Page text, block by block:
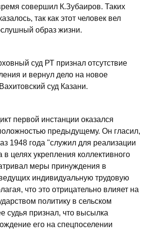
совершил К.Зубаиров. Таких
так как этот человек вел
образ жизни.
суд РТ признал отсутствие
и вернул дело на новое
суд Казани.
первой инстанции оказался
предыдущему. Он гласил,
1948 года "служил для реализации
в целях укрепления коллективного
меры принуждения в
индивидуальную трудовую
что это отрицательно влияет на
политику в сельском
судья признал, что высылка
его на спецпоселении